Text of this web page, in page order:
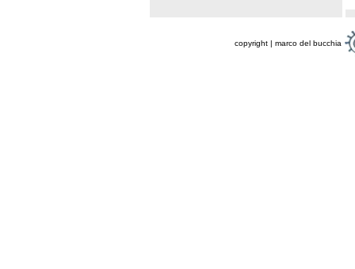
copyright | marco del bucchia